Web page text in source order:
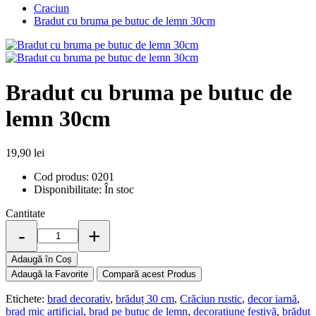
Craciun
Bradut cu bruma pe butuc de lemn 30cm
Bradut cu bruma pe butuc de
lemn 30cm
19,90 lei
Cod produs: 0201
Disponibilitate: În stoc
Cantitate
- +
Adaugă în Coș
Adaugă la Favorite
Compară acest Produs
Etichete: brad decorativ, brăduț 30 cm, Crăciun rustic, decor iarnă,
brad mic artificial, brad pe butuc de lemn, decorațiune festivă, brăduț